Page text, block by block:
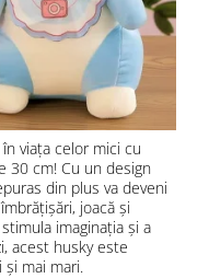
viața celor mici cu
30 cm! Cu un design
din plus va deveni
joacă și
imaginația și a
acest husky este
și mai mari.